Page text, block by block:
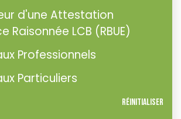
d'une Attestation
Raisonnée LCB (RBUE)
Professionnels
Particuliers
Réinitialiser